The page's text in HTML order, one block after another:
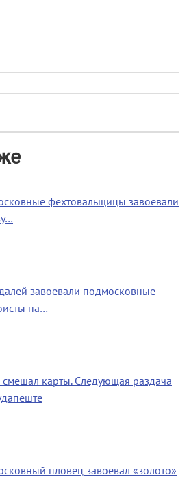
фехтовальщицы завоевали
завоевали подмосковные
на…
смешал карты. Следующая раздача
пловец завоевал «золото»